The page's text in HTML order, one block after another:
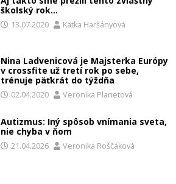
školský rok…
13.07.2020 Katka Haršányová
Nina Ladvenicová je Majsterka Európy
v crossfite už tretí rok po sebe,
trénuje päťkrát do týždňa
02.04.2020 Veronika Planetová
Autizmus: Iný spôsob vnímania sveta,
nie chyba v ňom
21.04.2026 Veronika Roščáková